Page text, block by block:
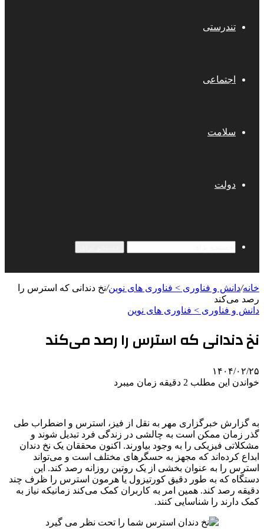
تندرستی
اجتماعی
سلامت
دولت
خانه/دانش و فناوری > فناوری های نوین/نخ دندانی که استرس را
رصد می‌کند
دانش و فناوری > فناوری های نوین
نخ دندانی که استرس را رصد می‌کند
۱۴۰۴/۰۲/۲۵
خواندن این مطلب 2 دقیقه زمان میبرد
به گزارش خبرگزاری مهر به نقل از فیز ، استرس و اضطراب طی
گذر زمان ممکن است به چالشی در زندگی فرد تبدیل شوند و
مشکلاتی فیزیکی را به وجود بیاورند. اکنون محققان یک نخ دندان
ابداع کرده‌اند که مجهز به حسگرهای مختلف است و می‌تواند
استرس را به عنوان بخشی از یک روتین روزانه رصد کند. این
دستگاه که به طور دقیق کورتیزول یا هرمون استرس را ظرف چند
دقیقه رصد کند. همین امر به کاربران کمک می‌کند زمانیکه نیاز به
کمک دارند را شناسایی کنند.